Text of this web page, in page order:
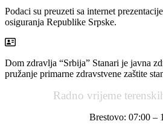
Podaci su preuzeti sa internet
osiguranja Republike Srpske.
Dom zdravlja “Srbija” Stanari je javna
pružanje primarne zdravstvene zaštite
Radno vrijeme
Brestovo: 07:00 –